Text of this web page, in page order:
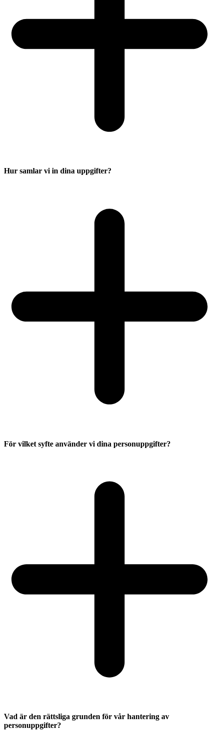
Hur samlar vi in dina uppgifter?
För vilket syfte använder vi dina personuppgifter?
Vad är den rättsliga grunden för vår hantering av
personuppgifter?